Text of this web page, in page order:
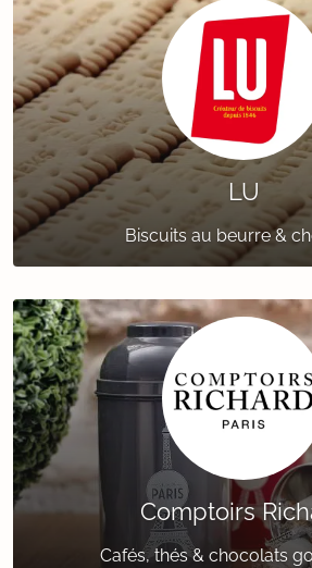
LU
Biscuits au beurre &
Comptoirs
Cafés, thés & chocolats